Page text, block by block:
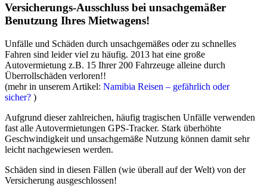
Versicherungs-Ausschluss bei unsachgemäßer
Benutzung Ihres Mietwagens!
Unfälle und Schäden durch unsachgemäßes oder zu schnelles
Fahren sind leider viel zu häufig. 2013 hat eine große
Autovermietung z.B. 15 Ihrer 200 Fahrzeuge alleine durch
Überrollschäden verloren!!
(mehr in unserem Artikel: Namibia Reisen – gefährlich oder
sicher? )
Aufgrund dieser zahlreichen, häufig tragischen Unfälle verwenden
fast alle Autovermietungen GPS-Tracker. Stark überhöhte
Geschwindigkeit und unsachgemäße Nutzung können damit sehr
leicht nachgewiesen werden.
Schäden sind in diesen Fällen (wie überall auf der Welt) von der
Versicherung ausgeschlossen!